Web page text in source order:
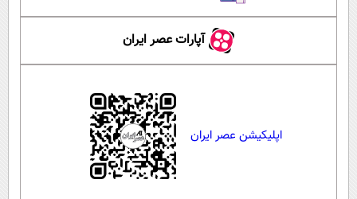
آپارات عصر ایران
اپلیکیشن عصر ایران